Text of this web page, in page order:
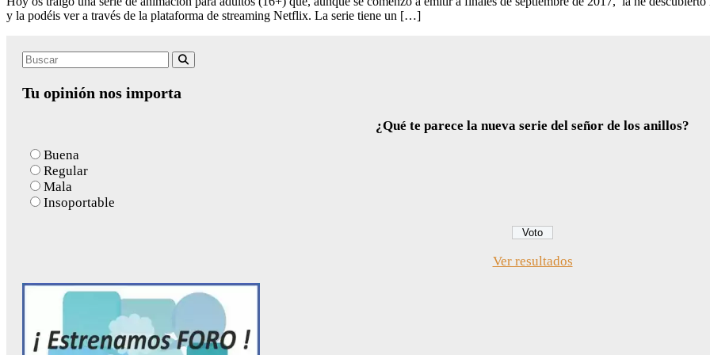
y la podéis ver a través de la plataforma de streaming Netflix. La serie tiene un […]
Search
Tu opinión nos importa
¿Qué te parece la nueva serie del señor de los anillos?
Buena
Regular
Mala
Insoportable
Ver resultados